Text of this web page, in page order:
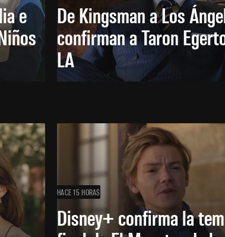
e
De Kingsman a Los
confirman a Taron
LA
HACE 15 HORAS
Disney+ confirma la